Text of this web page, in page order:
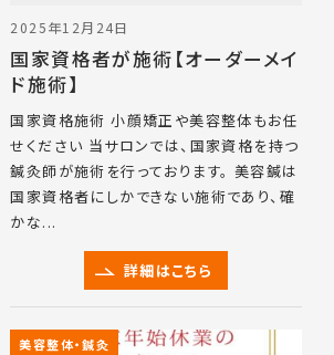
2025年12月24日
国家資格者が施術【オーダーメイ
ド施術】
国家資格施術 小顔矯正や美容整体もお任
せください 当サロンでは、国家資格を持つ
鍼灸師が施術を行っております。 美容鍼は
国家資格者にしかできない施術であり、確
かな...
詳細はこちら
美容整体・鍼灸